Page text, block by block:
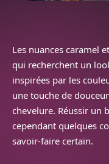
Les nuances caramel
qui recherchent un
inspirées par les
une touche de
chevelure. Réussir un
cependant quelques
savoir-faire certain.